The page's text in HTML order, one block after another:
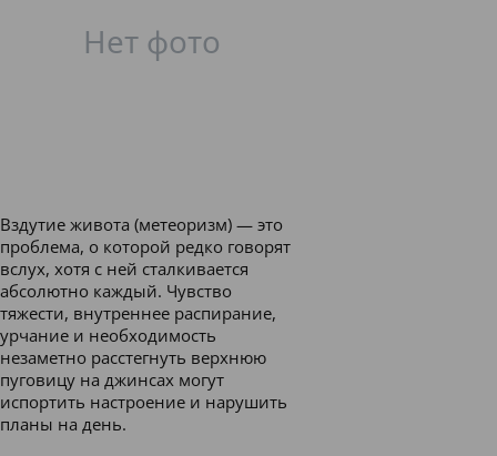
Вздутие живота (метеоризм) — это
проблема, о которой редко говорят
вслух, хотя с ней сталкивается
абсолютно каждый. Чувство
тяжести, внутреннее распирание,
урчание и необходимость
незаметно расстегнуть верхнюю
пуговицу на джинсах могут
испортить настроение и нарушить
планы на день.